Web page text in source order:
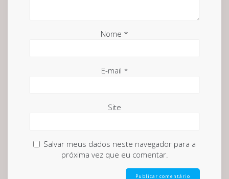
Nome *
E-mail *
Site
Salvar meus dados neste navegador para a
próxima vez que eu comentar.